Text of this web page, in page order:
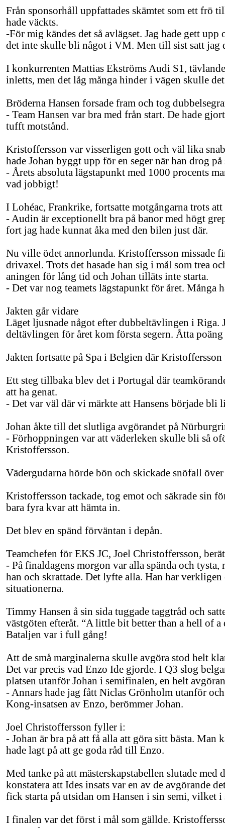
Från sponsorhåll uppfattades skämtet som ett frö
hade väckts.
-För mig kändes det så avlägset. Jag hade gett
det inte skulle bli något i VM. Men till sist satt jag
I konkurrenten Mattias Ekströms Audi S1,
inletts, men det låg många hinder i vägen skulle
Bröderna Hansen forsade fram och tog
- Team Hansen var bra med från start. De hade
tufft motstånd.
Kristoffersson var visserligen gott och väl lika
hade Johan byggt upp för en seger när han drog
- Årets absoluta lägstapunkt med 1000 procents
vad jobbigt!
I Lohéac, Frankrike, fortsatte motgångarna trots
- Audin är exceptionellt bra på banor med högt
fort jag hade kunnat åka med den bilen just där.
Nu ville ödet annorlunda. Kristoffersson missade
drivaxel. Trots det hasade han sig i mål som trea
aningen för lång tid och Johan tilläts inte starta.
- Det var nog teamets lägstapunkt för året. Många
Jakten går vidare
Läget ljusnade något efter dubbeltävlingen i Riga.
deltävlingen för året kom första segern. Åtta
Jakten fortsatte på Spa i Belgien där
Ett steg tillbaka blev det i Portugal där
att ha genat.
- Det var väl där vi märkte att Hansens började
Johan åkte till det slutliga avgörandet på
- Förhoppningen var att väderleken skulle bli så
Kristoffersson.
Vädergudarna hörde bön och skickade snöfall
Kristoffersson tackade, tog emot och säkrade sin
bara fyra kvar att hämta in.
Det blev en spänd förväntan i depån.
Teamchefen för EKS JC, Joel Christoffersson,
- På finaldagens morgon var alla spända och
han och skrattade. Det lyfte alla. Han har
situationerna.
Timmy Hansen å sin sida tuggade taggtråd och
västgöten efteråt. “A little bit better than a hell of
Bataljen var i full gång!
Att de små marginalerna skulle avgöra stod helt
Det var precis vad Enzo Ide gjorde. I Q3 slog
platsen utanför Johan i semifinalen, en helt
- Annars hade jag fått Niclas Grönholm utanför
Kong-insatsen av Enzo, berömmer Johan.
Joel Christoffersson fyller i:
- Johan är bra på att få alla att göra sitt bästa.
hade lagt på att ge goda råd till Enzo.
Med tanke på att mästerskapstabellen slutade
konstatera att Ides insats var en av de avgörande
fick starta på utsidan om Hansen i sin semi,
I finalen var det först i mål som gällde.